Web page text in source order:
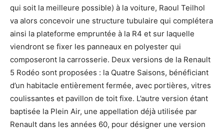
qui soit la meilleure possible) à la voiture, Raoul Teilhol
va alors concevoir une structure tubulaire qui complétera
ainsi la plateforme empruntée à la R4 et sur laquelle
viendront se fixer les panneaux en polyester qui
composeront la carrosserie. Deux versions de la Renault
5 Rodéo sont proposées : la Quatre Saisons, bénéficiant
d’un habitacle entièrement fermée, avec portières, vitres
coulissantes et pavillon de toit fixe. L’autre version étant
baptisée la Plein Air, une appellation déjà utilisée par
Renault dans les années 60, pour désigner une version